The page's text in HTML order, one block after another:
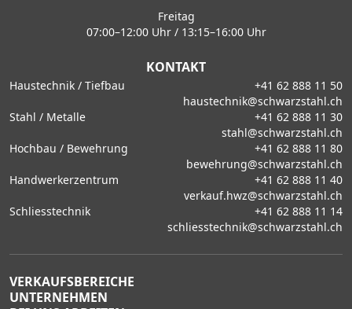
Freitag
07:00–12:00 Uhr / 13:15–16:00 Uhr
KONTAKT
Haustechnik / Tiefbau
+41 62 888 11 50
haustechnik@schwarzstahl.ch
Stahl / Metalle
+41 62 888 11 30
stahl@schwarzstahl.ch
Hochbau / Bewehrung
+41 62 888 11 80
bewehrung@schwarzstahl.ch
Handwerkerzentrum
+41 62 888 11 40
verkauf.hwz@schwarzstahl.ch
Schliesstechnik
+41 62 888 11 14
schliesstechnik@schwarzstahl.ch
VERKAUFSBEREICHE
UNTERNEHMEN